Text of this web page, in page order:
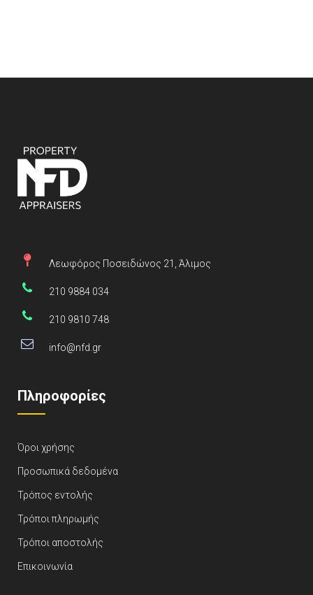
Λεωφόρος Ποσειδώνος 21, Άλιμος
210 9884 034
210 9810 748
info@nfd.gr
Πληροφορίες
Όροι χρήσης
Προσωπικά δεδομένα
Τρόπος εντολής
Τρόποι πληρωμής
Τρόποι αποστολής
Επικοινωνία